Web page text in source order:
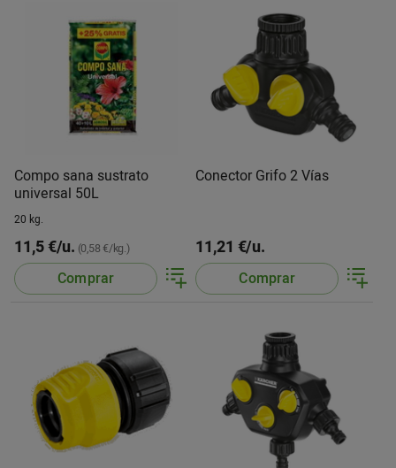
Compo sana sustrato
universal 50L
20 kg.
11,5 €/u. (0,58 €/kg.)
Comprar
Conector Grifo 2 Vías
11,21 €/u.
Comprar